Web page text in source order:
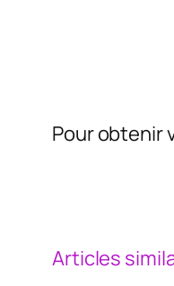
Pour obtenir
Articles